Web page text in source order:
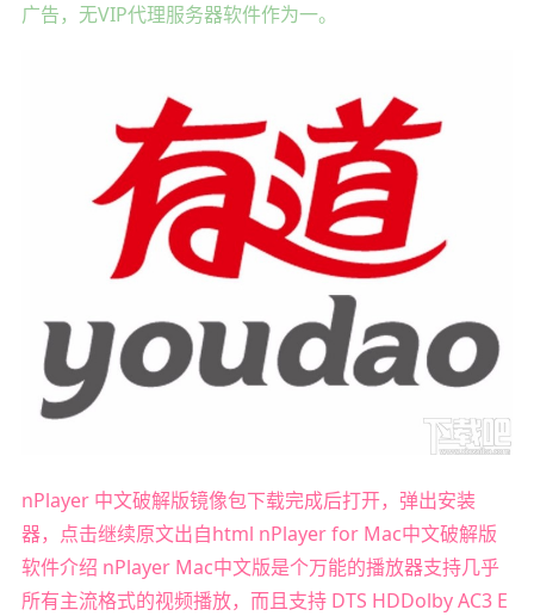
广告，无VIP代理服务器软件作为一。
nPlayer 中文破解版镜像包下载完成后打开，弹出安装
器，点击继续原文出自html nPlayer for Mac中文破解版
软件介绍 nPlayer Mac中文版是个万能的播放器支持几乎
所有主流格式的视频播放，而且支持 DTS HDDolby AC3 E